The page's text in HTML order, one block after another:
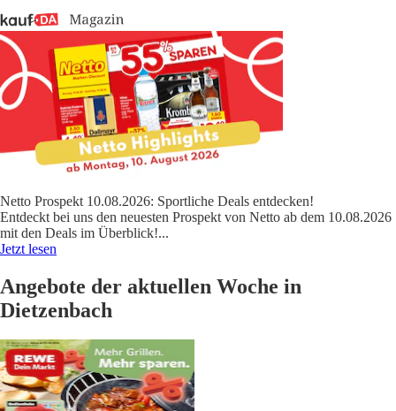
Netto Prospekt 10.08.2026: Sportliche Deals entdecken!
Entdeckt bei uns den neuesten Prospekt von Netto ab dem 10.08.2026
mit den Deals im Überblick!...
Jetzt lesen
Angebote der aktuellen Woche in
Dietzenbach